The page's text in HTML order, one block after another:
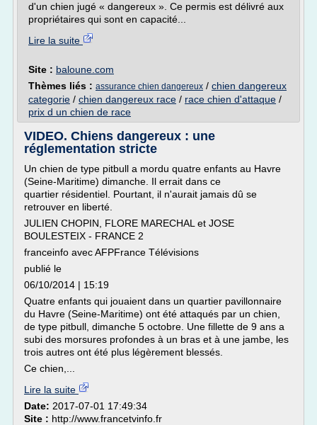
d'un chien jugé « dangereux ». Ce permis est délivré aux
propriétaires qui sont en capacité...
Lire la suite
Site : baloune.com
Thèmes liés : assurance chien dangereux / chien dangereux
categorie / chien dangereux race / race chien d'attaque /
prix d un chien de race
VIDEO. Chiens dangereux : une
réglementation stricte
Un chien de type pitbull a mordu quatre enfants au Havre
(Seine-Maritime) dimanche. Il errait dans ce
quartier résidentiel. Pourtant, il n'aurait jamais dû se
retrouver en liberté.
JULIEN CHOPIN, FLORE MARECHAL et JOSE
BOULESTEIX - FRANCE 2
franceinfo avec AFPFrance Télévisions
publié le
06/10/2014 | 15:19
Quatre enfants qui jouaient dans un quartier pavillonnaire
du Havre (Seine-Maritime) ont été attaqués par un chien,
de type pitbull, dimanche 5 octobre. Une fillette de 9 ans a
subi des morsures profondes à un bras et à une jambe, les
trois autres ont été plus légèrement blessés.
Ce chien,...
Lire la suite
Date: 2017-07-01 17:49:34
Site : http://www.francetvinfo.fr